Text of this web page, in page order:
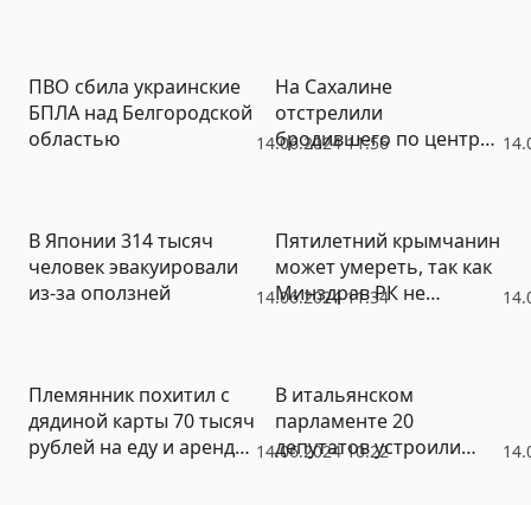
14.06.2024 11:56
ПВО сбила украинские
БПЛА над Белгородской
областью
На Сахалине
отстрелили
бродившего по центру
14.06.2024 11:34
В Японии 314 тысяч
человек эвакуировали
из-за оползней
Пятилетний крымчанин
может умереть, так как
Минздрав РК не
14.06.2024 10:22
Племянник похитил с
дядиной карты 70 тысяч
рублей на еду и аренду
В итальянском
парламенте 20
депутатов устроили